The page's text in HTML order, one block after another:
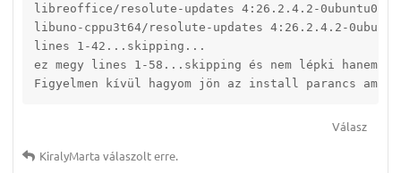
libreoffice/resolute-updates 4:26.2.4.2-
libuno-cppu3t64/resolute-updates 4:26.2.4.2-
lines 1-42...skipping...
ez megy lines 1-58...skipping és nem lépki hanem
Figyelmen kívül hagyom jön az install parancs ami
Válasz
KiralyMarta válaszolt erre.